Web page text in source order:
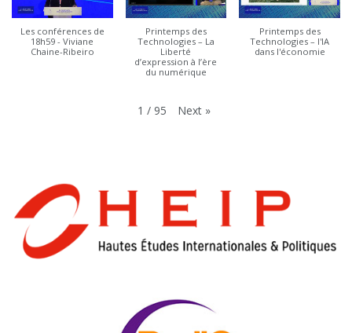
Les conférences de
18h59 - Viviane
Chaine-Ribeiro
Printemps des
Technologies – La
Liberté
d’expression à l’ère
du numérique
Printemps des
Technologies – l'IA
dans l'économie
1 / 95 Next »